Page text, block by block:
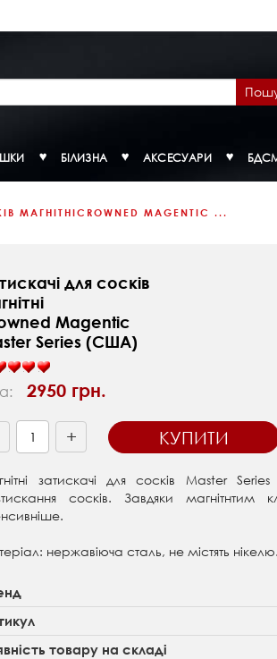
БІЛИЗНА АКСЕСУАРИ
МАГНІТНІCROWNED MAGENTIC ...
для сосків
Magentic
Series (США)
2950 грн.
+ КУПИТИ
затискачі для сосків Master
сосків. Завдяки магнітнтим
нержавіюча сталь, не містять
товару на складі